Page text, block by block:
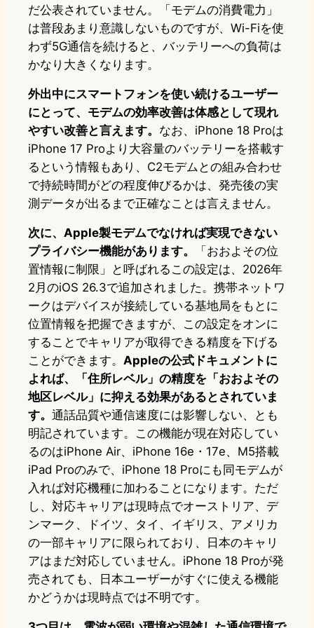
だ公表されていません。「モデムの消費電力」
は普段あまり意識しないものですが、Wi-Fiを使
わず5G通信を続けると、バッテリーへの負荷は
かなり大きくなります。
外出中にスマートフォンを使い続けるユーザー
にとって、モデムの効率改善は体感として現れ
やすい改善と言えます。 なお、iPhone 18 Proは
iPhone 17 Proより大容量のバッテリーを搭載す
るという情報もあり、C2モデムとの組み合わせ
で持続時間がどの程度伸びるかは、発売後の実
測データが出るまで正確なことは言えません。
次に、Apple製モデムでなければ実現できない
プライバシー機能があります。
「おおよその位
置情報に制限」と呼ばれるこの設定は、2026年
2月のiOS 26.3で追加されました。携帯ネットワ
ークはデバイスが接続している基地局をもとに
位置情報を把握できますが、この設定をオンに
することでキャリアが取得できる精度を下げる
ことができます。 Appleの公式ドキュメントに
よれば、「住所レベル」の精度を「おおよその
地区レベル」に抑える効果があるとされていま
す。 通話品質や通信速度には影響しない、とも
明記されています。この機能が現在対応してい
るのはiPhone Air、iPhone 16e・17e、M5搭載
iPad Proのみで、iPhone 18 Proにも同モデムが
入れば対応機種に加わることになります。ただ
し、対応キャリアは現時点でオーストリア、デ
ンマーク、ドイツ、タイ、イギリス、アメリカ
の一部キャリアに限られており、日本のキャリ
アはまだ対応していません。iPhone 18 Proが発
売されても、日本ユーザーがすぐに使える機能
かどうかは現時点では不明です。